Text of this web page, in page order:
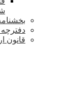
بخشنامه بودجه
قانون